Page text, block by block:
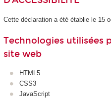
Cette déclaration a été établie le 15
Technologies utilisées
site web
HTML5
CSS3
JavaScript